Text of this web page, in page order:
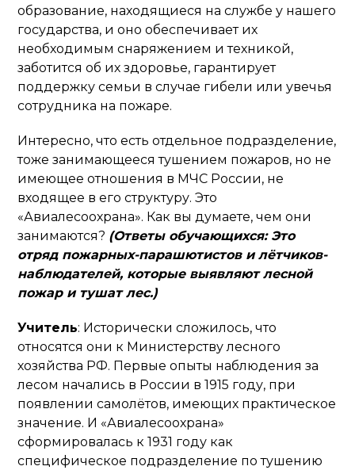
образование, находящиеся на службе у нашего
государства, и оно обеспечивает их
необходимым снаряжением и техникой,
заботится об их здоровье, гарантирует
поддержку семьи в случае гибели или увечья
сотрудника на пожаре.
Интересно, что есть отдельное подразделение,
тоже занимающееся тушением пожаров, но не
имеющее отношения в МЧС России, не
входящее в его структуру. Это
«Авиалесоохрана». Как вы думаете, чем они
занимаются? (Ответы обучающихся: Это
отряд пожарных-парашютистов и лётчиков-
наблюдателей, которые выявляют лесной
пожар и тушат лес.)
Учитель: Исторически сложилось, что
относятся они к Министерству лесного
хозяйства РФ. Первые опыты наблюдения за
лесом начались в России в 1915 году, при
появлении самолётов, имеющих практическое
значение. И «Авиалесоохрана»
сформировалась к 1931 году как
специфическое подразделение по тушению